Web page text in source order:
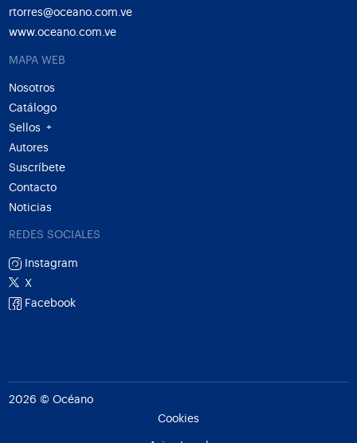
rtorres@oceano.com.ve
www.oceano.com.ve
MAPA WEB
Nosotros
Catálogo
Sellos
+
Autores
Suscríbete
Contacto
Noticias
REDES SOCIALES
Instagram
X
Facebook
2026 © Océano
Cookies